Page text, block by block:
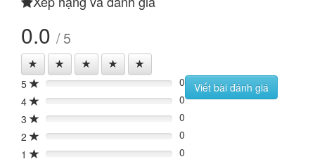
0.0 / 5
5 0%
0
4
0%
0
3
0%
0
2
0%
0
1
0% 0
Viết bài đánh giá